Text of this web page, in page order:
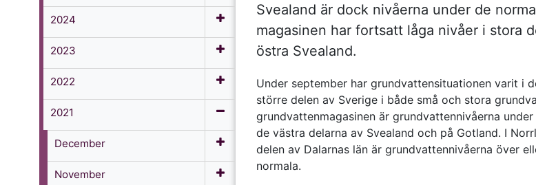
2024
2023
2022
2021
December
November
Svealand är dock nivåerna under de
magasinen har fortsatt låga nivåer i stora
östra Svealand.
Under september har grundvattensituationen varit i
större delen av Sverige i både små och stora
grundvattenmagasinen är grundvattennivåerna
de västra delarna av Svealand och på Gotland. I
delen av Dalarnas län är grundvattennivåerna över
normala.